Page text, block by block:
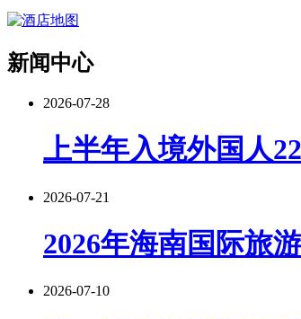
新闻中心
2026-07-28
上半年入境外国人
2026-07-21
2026年海南国际旅
2026-07-10